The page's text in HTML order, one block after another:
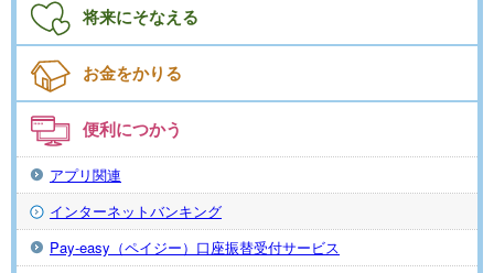
将来にそなえる
お金をかりる
便利につかう
アプリ関連
インターネットバンキング
Pay-easy（ペイジー）口座振替受付サービス